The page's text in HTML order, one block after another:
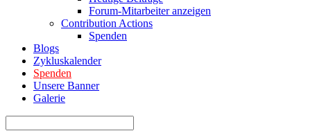
Forum-Mitarbeiter anzeigen
Contribution Actions
Spenden
Blogs
Zykluskalender
Spenden
Unsere Banner
Galerie